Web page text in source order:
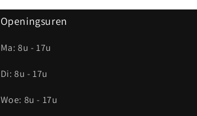
Openingsuren
Ma: 8u - 17u
Di: 8u - 17u
Woe: 8u - 17u